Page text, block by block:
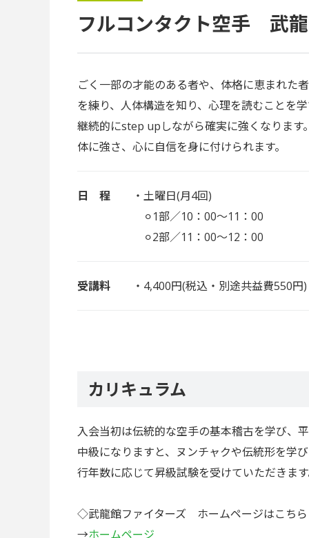
フルコンタクト空手 武
ごく一部の才能のある者や、体格に恵まれた
を練り、人体構造を知り、心理を読むことを
継続的にstep upしながら確実に強くなります
体に強さ、心に自信を身に付けられます。
日 程
・土曜日(月4回)
⚪︎1部／10：00〜11：00
⚪︎2部／11：00〜12：00
受講料 ・4,400円(税込・別途共益費550円)
カリキュラム
入会当初は伝統的な空手の基本稽古を学び、
中級になりますと、ヌンチャクや伝統形を学
行年数に応じて昇級試験を受けていただきま
◇武龍館ファイターズ ホームページはこちら
→ホームページ